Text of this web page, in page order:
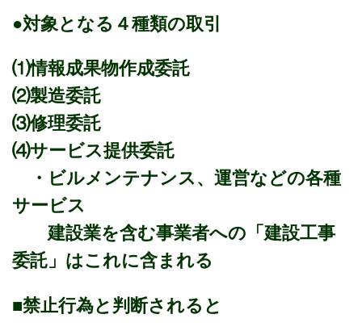
●対象となる４種類の取引
⑴情報成果物作成委託
⑵製造委託
⑶修理委託
⑷サービス提供委託
・ビルメンテナンス、運営などの各種
サービス
建設業を含む事業者への「建設工事
委託」はこれに含まれる
■禁止行為と判断されると